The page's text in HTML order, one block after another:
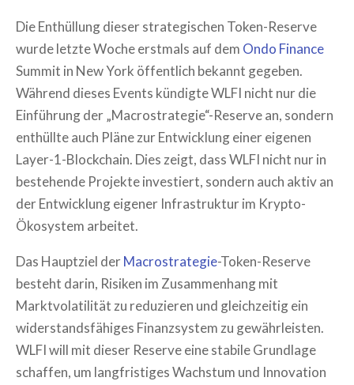
Die Enthüllung dieser strategischen Token-Reserve
wurde letzte Woche erstmals auf dem Ondo Finance
Summit in New York öffentlich bekannt gegeben.
Während dieses Events kündigte WLFI nicht nur die
Einführung der „Macrostrategie“-Reserve an, sondern
enthüllte auch Pläne zur Entwicklung einer eigenen
Layer-1-Blockchain. Dies zeigt, dass WLFI nicht nur in
bestehende Projekte investiert, sondern auch aktiv an
der Entwicklung eigener Infrastruktur im Krypto-
Ökosystem arbeitet.
Das Hauptziel derMacrostrategie-Token-Reserve
besteht darin, Risiken im Zusammenhang mit
Marktvolatilität zu reduzieren und gleichzeitig ein
widerstandsfähiges Finanzsystem zu gewährleisten.
WLFI will mit dieser Reserve eine stabile Grundlage
schaffen, um langfristiges Wachstum und Innovation